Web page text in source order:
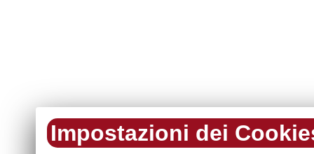
Impostazioni dei